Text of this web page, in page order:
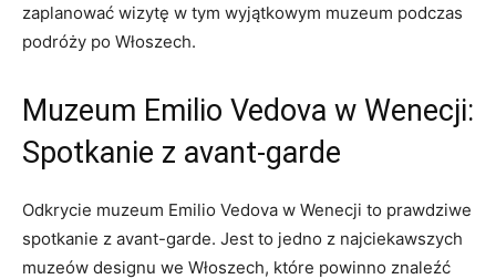
zaplanować wizytę ⁢w tym wyjątkowym muzeum ⁣podczas
podróży po Włoszech.
Muzeum Emilio Vedova w Wenecji:
Spotkanie z ‌avant-garde
Odkrycie muzeum Emilio Vedova w Wenecji to prawdziwe⁣
spotkanie z avant-garde.⁢ Jest to ⁤jedno z najciekawszych
muzeów designu we Włoszech, które powinno znaleźć